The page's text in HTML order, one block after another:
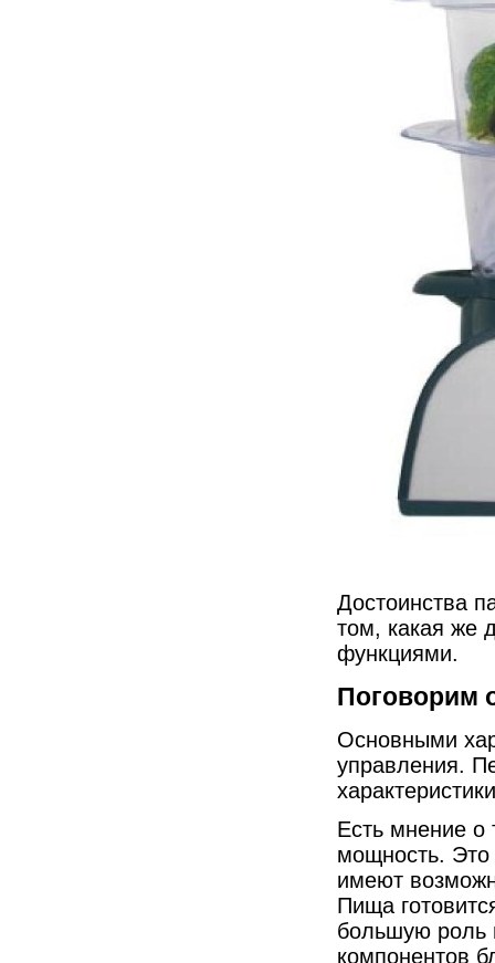
Достоинства
том, какая же
функциями.
Поговорим
Основными
управления.
Есть мнение о
мощность.
имеют
Пища
большую роль
компонентов